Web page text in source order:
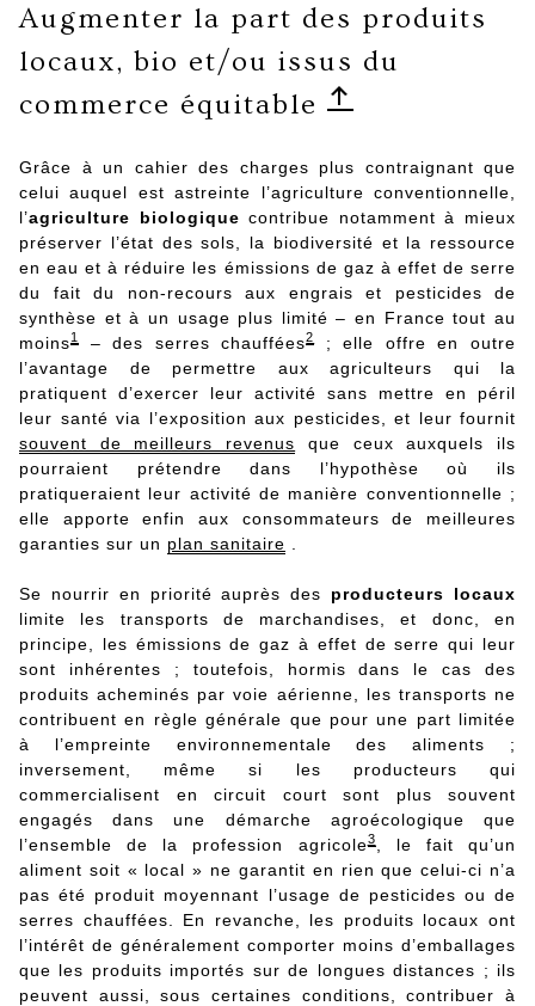
Augmenter la part des produits
locaux, bio et/ou issus du
commerce équitable
Grâce à un cahier des charges plus contraignant que
celui auquel est astreinte l’agriculture conventionnelle,
l’agriculture biologique contribue notamment à mieux
préserver l’état des sols, la biodiversité et la ressource
en eau et à réduire les émissions de gaz à effet de serre
du fait du non-recours aux engrais et pesticides de
synthèse et à un usage plus limité – en France tout au
moins1 – des serres chauffées2; elle offre en outre
l’avantage de permettre aux agriculteurs qui la
pratiquent d’exercer leur activité sans mettre en péril
leur santé via l’exposition aux pesticides, et leur fournit
souvent de meilleurs revenus que ceux auxquels ils
pourraient prétendre dans l’hypothèse où ils
pratiqueraient leur activité de manière conventionnelle ;
elle apporte enfin aux consommateurs de meilleures
garanties sur un plan sanitaire
Se nourrir en priorité auprès des producteurs locaux
limite les transports de marchandises, et donc, en
principe, les émissions de gaz à effet de serre qui leur
sont inhérentes ; toutefois, hormis dans le cas des
produits acheminés par voie aérienne, les transports ne
contribuent en règle générale que pour une part limitée
à l’empreinte environnementale des aliments ;
inversement, même si les producteurs qui
commercialisent en circuit court sont plus souvent
engagés dans une démarche agroécologique que
l’ensemble de la profession agricole3, le fait qu’un
aliment soit « local » ne garantit en rien que celui-ci n’a
pas été produit moyennant l’usage de pesticides ou de
serres chauffées. En revanche, les produits locaux ont
l’intérêt de généralement comporter moins d’emballages
que les produits importés sur de longues distances ; ils
peuvent aussi, sous certaines conditions, contribuer à